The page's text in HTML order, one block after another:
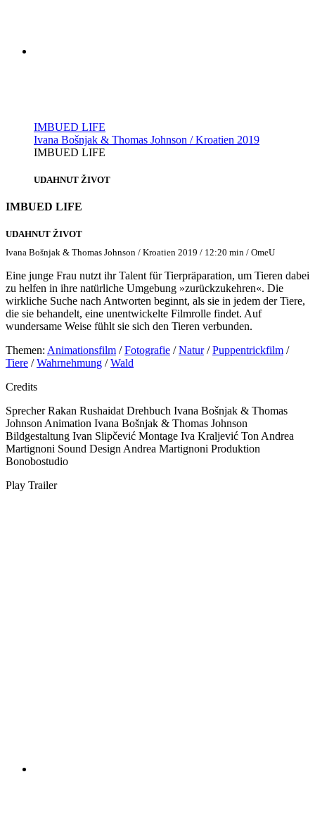
IMBUED LIFE
Ivana Bošnjak & Thomas Johnson / Kroatien 2019
IMBUED LIFE
UDAHNUT ŽIVOT
IMBUED LIFE
UDAHNUT ŽIVOT
Ivana Bošnjak & Thomas Johnson / Kroatien 2019 / 12:20 min / OmeU
Eine junge Frau nutzt ihr Talent für Tierpräparation, um Tieren dabei
zu helfen in ihre natürliche Umgebung »zurückzukehren«. Die
wirkliche Suche nach Antworten beginnt, als sie in jedem der Tiere,
die sie behandelt, eine unentwickelte Filmrolle findet. Auf
wundersame Weise fühlt sie sich den Tieren verbunden.
Themen: Animationsfilm /Fotografie /Natur/Puppentrickfilm /
Tiere /Wahrnehmung /Wald
Credits
Sprecher Rakan Rushaidat Drehbuch Ivana Bošnjak & Thomas
Johnson Animation Ivana Bošnjak & Thomas Johnson
Bildgestaltung Ivan Slipčević Montage Iva Kraljević Ton Andrea
Martignoni Sound Design Andrea Martignoni Produktion
Bonobostudio
Play Trailer